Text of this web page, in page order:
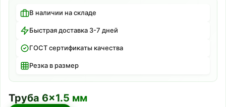
В наличии на складе
Быстрая доставка 3-7 дней
ГОСТ сертификаты качества
Резка в размер
Труба 6×1.5 мм